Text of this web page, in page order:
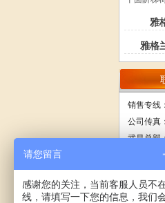
雅
雅格
销售专线
公司传真
武昌总部
总部国际
汉口分部
国际1801
请您留言
感谢您的关注，当前客服人员不
线，请填写一下您的信息，我们